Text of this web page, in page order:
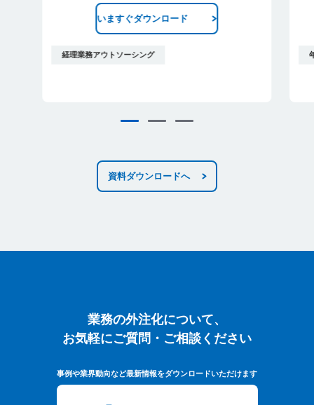
いますぐダウンロード
経理業務アウトソーシング
資料ダウンロードへ
業務の外注化について、お気軽にご質
業務の外注化について、
お気軽にご質問・ご相談ください
事例や業界動向など最新情報をダウンロードいただけます